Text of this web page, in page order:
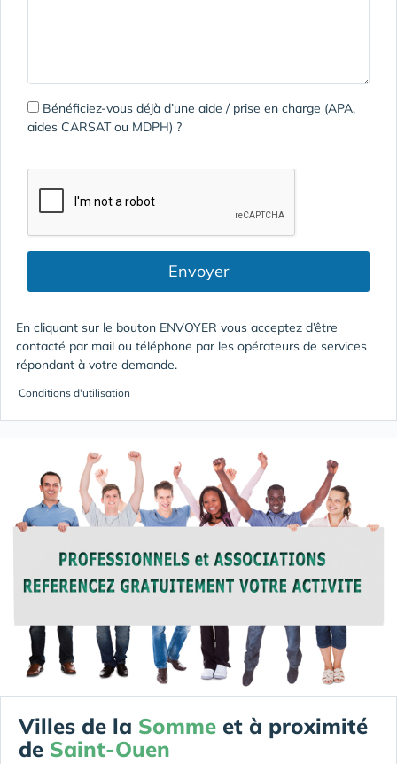
Bénéficiez-vous déjà d’une aide / prise en charge (APA,
aides CARSAT ou MDPH) ?
Envoyer
En cliquant sur le bouton ENVOYER vous acceptez d’être
contacté par mail ou téléphone par les opérateurs de services
répondant à votre demande.
Conditions d'utilisation
Villes de la Somme et à proximité
de Saint-Ouen